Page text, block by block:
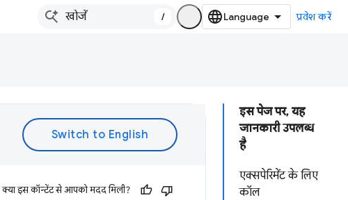
/ प्रवेश करें
इस पेज पर, यह
जानकारी उपलब्ध
है
एक्सपेरिमेंट के लिए
कॉल
क्या इस कॉन्टेंट से आपको मदद मिली?